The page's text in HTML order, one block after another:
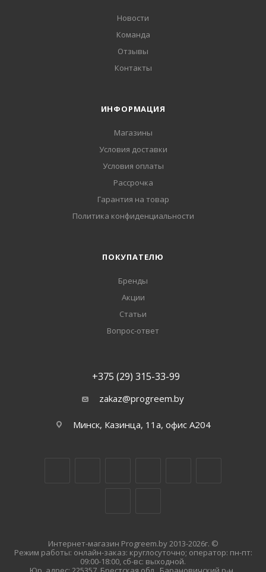
Новости
Команда
Отзывы
Контакты
ИНФОРМАЦИЯ
Магазины
Условия доставки
Условия оплаты
Рассрочка
Гарантия на товар
Политика конфиденциальности
ПОКУПАТЕЛЮ
Бренды
Акции
Статьи
Вопрос-ответ
+375 (29) 315-33-99
zakaz@progreem.by
Минск, Казинца, 11а, офис А204
Интернет-магазин Progreem.by 2013-2026г. ©
Режим работы: онлайн-заказ: круглосуточно; оператор: пн-пт:
09:00-18:00, сб-вс: выходной.